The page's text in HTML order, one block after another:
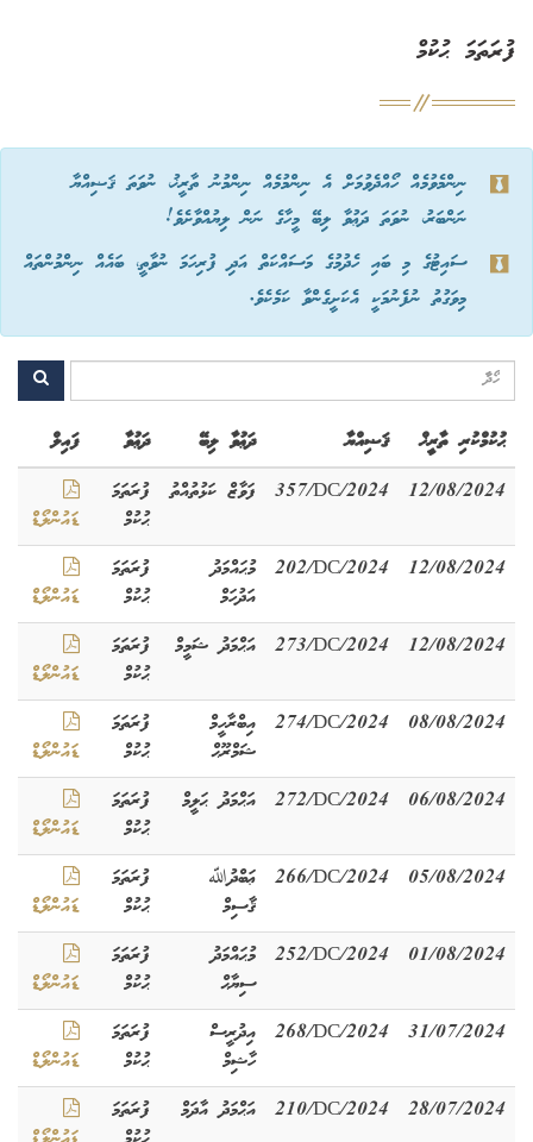
ފުރަތަމަ ޙުކުމް
ނިންމެވުމެއް ހޯއްދެވުމަށް އެ ނިންމުމެއް ނިންމުނު ތާރީޚު، ނުވަތަ ޤަޟިއްޔާ
ނަންބަރު، ނުވަތަ ދަޢުވާ ލިބޭ މީހާގެ ނަން ލިޔުއްވާށެވެ!
ސައިޓުގެ މި ބައި ހެދުމުގެ މަސައްކަތް އަދި ފުރިހަމަ ނުވާތީ، ބައެއް ނިންމުންތައް
މިވަގުތު ނުފެނުމަކީ އެކަށީގެންވާ ކަމެކެވެ.
ޙުކުމްކުރި ތާރީޚް ޤަޟިއްޔާ ދަޢުވާ ލިބޭ ދަޢުވާ
ފައިލް
12/08/2024
357/DC/2024 ފަވާޒް ކަޅުތުއްތު
ފުރަތަމަ
ޙުކުމް
ޑައުންލޯޑް
12/08/2024
202/DC/2024
މުޙައްމަދު
އަދުހަމް
ފުރަތަމަ
ޙުކުމް
ޑައުންލޯޑް
12/08/2024
273/DC/2024 އަޙްމަދު ޝަމީމް
ފުރަތަމަ
ޙުކުމް
ޑައުންލޯޑް
08/08/2024
274/DC/2024
އިބްރާހީމް
ޝަމްރޫޙް
ފުރަތަމަ
ޙުކުމް
ޑައުންލޯޑް
06/08/2024
272/DC/2024 އަޙްމަދު ޙަލީމް
ފުރަތަމަ
ޙުކުމް
ޑައުންލޯޑް
05/08/2024
266/DC/2024
ޢަބްދުﷲ
ޤާސިމް
ފުރަތަމަ
ޙުކުމް
ޑައުންލޯޑް
01/08/2024
252/DC/2024
މުޙައްމަދު
ސިޔާޙް
ފުރަތަމަ
ޙުކުމް
ޑައުންލޯޑް
31/07/2024
268/DC/2024
އިދުރީސް
ހާޝިމް
ފުރަތަމަ
ޙުކުމް
ޑައުންލޯޑް
28/07/2024
210/DC/2024 އަޙްމަދު އާދަމް
ފުރަތަމަ